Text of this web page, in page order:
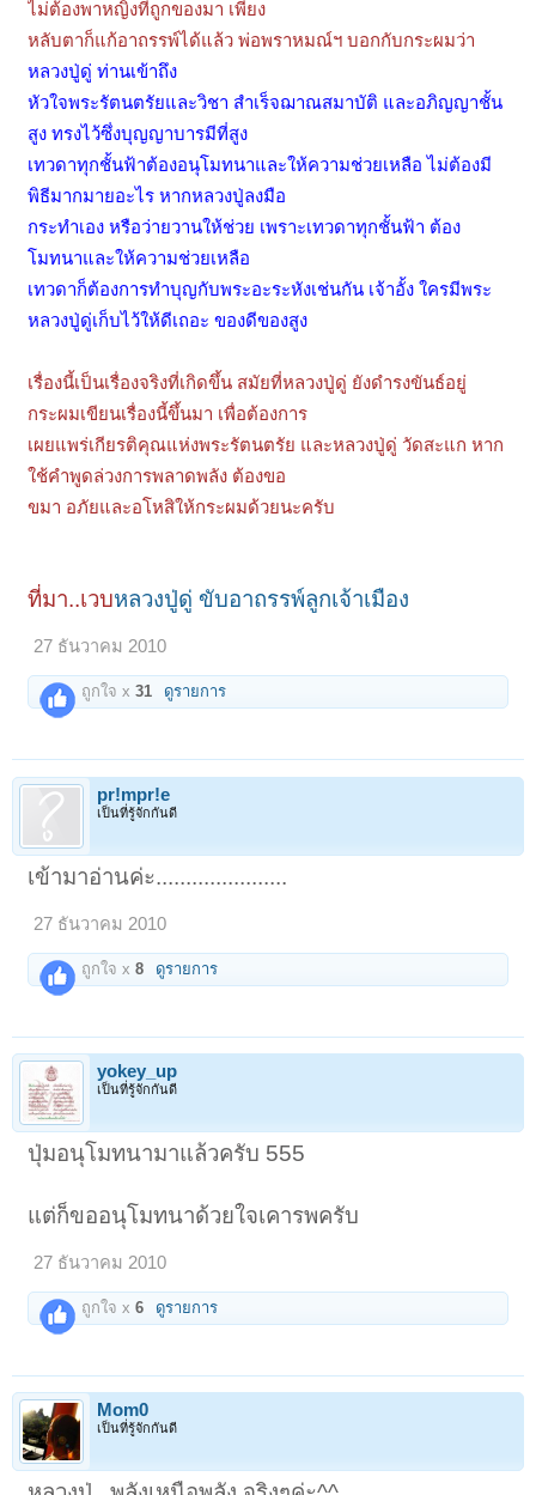
ไม่ต้องพาหญิงที่ถูกของมา เพียง
หลับตาก็แก้อาถรรพ์ได้แล้ว พ่อพราหมณ์ฯ บอกกับกระผมว่า
หลวงปู่ดู่ ท่านเข้าถึง
หัวใจพระรัตนตรัยและวิชา สำเร็จฌาณสมาบัติ และอภิญญาชั้น
สูง ทรงไว้ซึ่งบุญญาบารมีที่สูง
เทวดาทุกชั้นฟ้าต้องอนุโมทนาและให้ความช่วยเหลือ ไม่ต้องมี
พิธีมากมายอะไร หากหลวงปู่ลงมือ
กระทำเอง หรือว่ายวานให้ช่วย เพราะเทวดาทุกชั้นฟ้า ต้อง
โมทนาและให้ความช่วยเหลือ
เทวดาก็ต้องการทำบุญกับพระอะระหังเช่นกัน เจ้าอั้ง ใครมีพระ
หลวงปู่ดู่เก็บไว้ให้ดีเถอะ ของดีของสูง
เรื่องนี้เป็นเรื่องจริงที่เกิดขึ้น สมัยที่หลวงปู่ดู่ ยังดำรงขันธ์อยู่
กระผมเขียนเรื่องนี้ขึ้นมา เพื่อต้องการ
เผยแพร่เกียรติคุณแห่งพระรัตนตรัย และหลวงปู่ดู่ วัดสะแก หาก
ใช้คำพูดล่วงการพลาดพลัง ต้องขอ
ขมา อภัยและอโหสิให้กระผมด้วยนะครับ
ที่มา..เวบหลวงปู่ดู่ ขับอาถรรพ์ลูกเจ้าเมือง
27 ธันวาคม 2010
ถูกใจ x31 ดูรายการ
pr!mpr!e
เป็นที่รู้จักกันดี
เข้ามาอ่านค่ะ......................
27 ธันวาคม 2010
ถูกใจ x8 ดูรายการ
yokey_up
เป็นที่รู้จักกันดี
ปุ่มอนุโมทนามาแล้วครับ 555
แต่ก็ขออนุโมทนาด้วยใจเคารพครับ
27 ธันวาคม 2010
ถูกใจ x6 ดูรายการ
Mom0
เป็นที่รู้จักกันดี